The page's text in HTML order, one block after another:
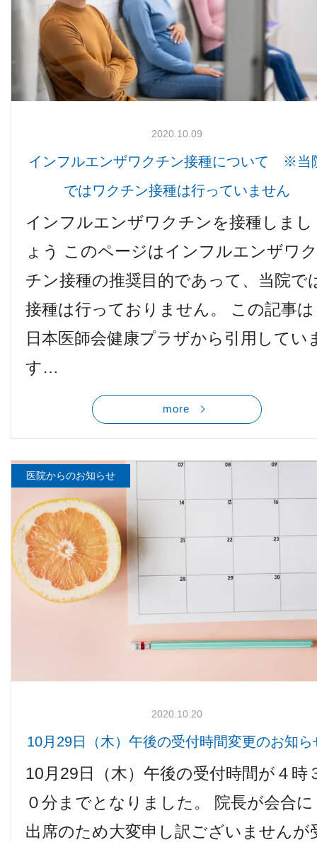
2020.10.09
インフルエンザワクチン接種について ※当
ではワクチン接種は行っていません
インフルエンザワクチンを接種しまし
ょう このページはインフルエンザワク
チン接種の推奨目的であって、当院で
接種は行っておりません。 この記事は
日本医師会健康プラザから引用してい
す…
more
医院からのお知らせ
2020.10.20
10月29日（木）午後の受付時間変更のお知ら
10月29日（木）午後の受付時間が４時
０分までとなりました。 院長が会合に
出席のため大変申し訳ございませんが